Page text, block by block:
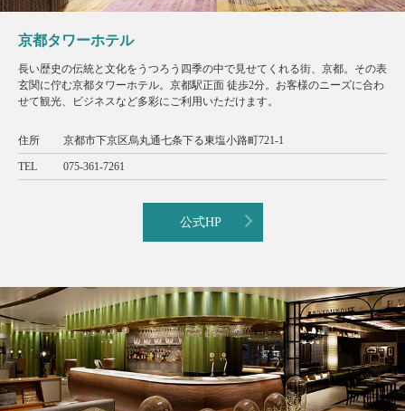
京都タワーホテル
長い歴史の伝統と文化をうつろう四季の中で見せてくれる街、京都。その表
玄関に佇む京都タワーホテル。京都駅正面 徒歩2分。お客様のニーズに合わ
せて観光、ビジネスなど多彩にご利用いただけます。
住所 京都市下京区烏丸通七条下る東塩小路町721-1
TEL 075-361-7261
公式HP